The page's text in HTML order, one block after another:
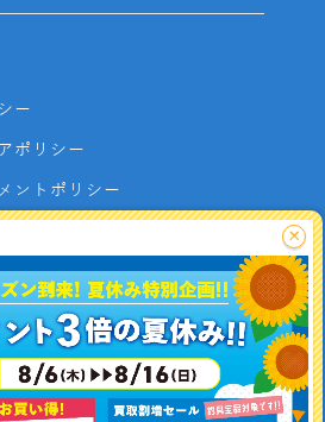
釣り情報を
ー
ポリシー
ントポリシー
法
×